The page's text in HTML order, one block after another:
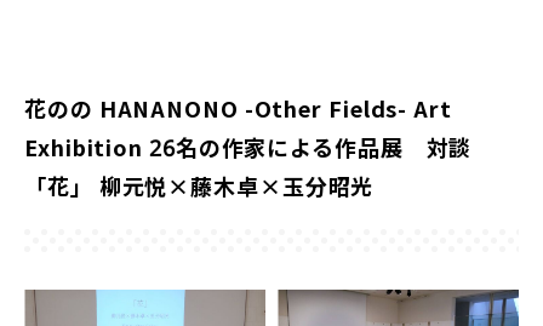
花のの HANANONO -Other Fields- Art
Exhibition 26名の作家による作品展 対談
「花」 柳元悦×藤木卓×玉分昭光